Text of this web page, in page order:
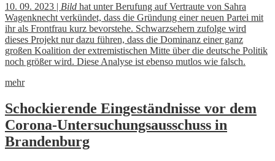
10. 09. 2023 | Bild hat unter Berufung auf Vertraute von Sahra
Wagenknecht verkündet, dass die Gründung einer neuen Partei mit
ihr als Frontfrau kurz bevorstehe. Schwarzsehern zufolge wird
dieses Projekt nur dazu führen, dass die Dominanz einer ganz
großen Koalition der extremistischen Mitte über die deutsche Politik
noch größer wird. Diese Analyse ist ebenso mutlos wie falsch.
mehr
Schockierende Eingeständnisse vor dem
Corona-Untersuchungsausschuss in
Brandenburg